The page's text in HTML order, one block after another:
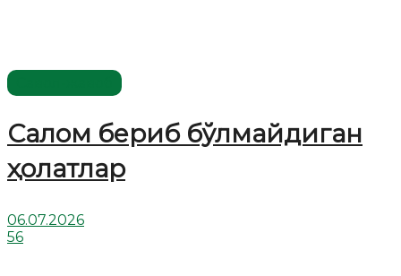
Салом бериб бўлмайдиган
ҳолатлар
06.07.2026
56